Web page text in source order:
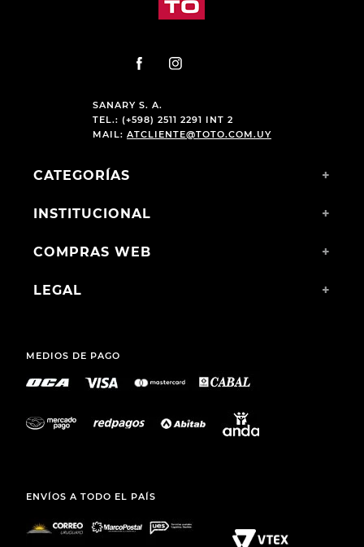
SANARY S. A.
TEL.: (+598) 2511 2291 INT 2
MAIL: ATCLIENTE@TOTO.COM.UY
CATEGORÍAS +
INSTITUCIONAL +
COMPRAS WEB +
LEGAL +
MEDIOS DE PAGO
ENVÍOS A TODO EL PAÍS